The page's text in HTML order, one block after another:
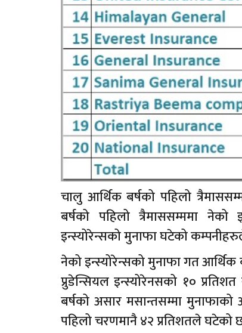
चालु आर्थिक बर्षको पहिलो
बर्षको पहिलो त्रैमाससम्ममा नेको
इन्स्योरेन्सको मुनाफा घटेको
नेको इन्स्योरेन्सको मुनाफा गत आर्थिक
प्रुडेन्सियल इन्स्योरेनसको १०
बर्षको असार मसान्तसम्मा
पहिलो चरणमानै ४२ प्रतिशतले घटेको